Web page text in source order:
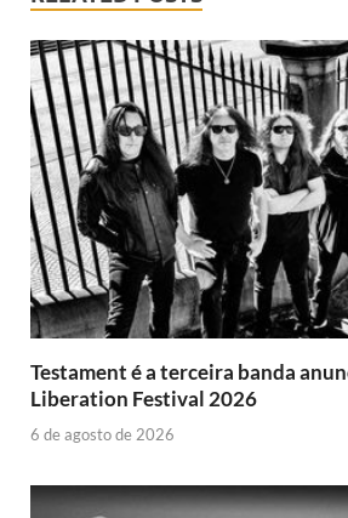
Testament é a terceira banda
Liberation Festival 2026
6 de agosto de 2026